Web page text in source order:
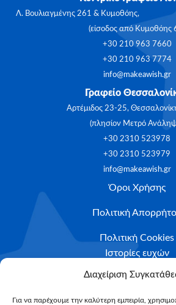
Διαχείριση
Για να παρέχουμε την καλύτερη εμπειρία,
Λ. Βουλιαγμένης 261 & Κυμοθόης,
(είσοδος από Κυμοθόης
+30 210 963 7660
+30 210 963 7774
info@makeawish.gr
Γραφείο
Αρτέμιδος 23-25,
(πλησίον Μετρό
+30 2310 523978
+30 2310 523979
info@makeawish.gr
Όροι Χρήσης
Πολιτική
Πολιτική Cookies
Ιστορίες ευχών
Το ταξίδι της ευχής
Κριτήρια